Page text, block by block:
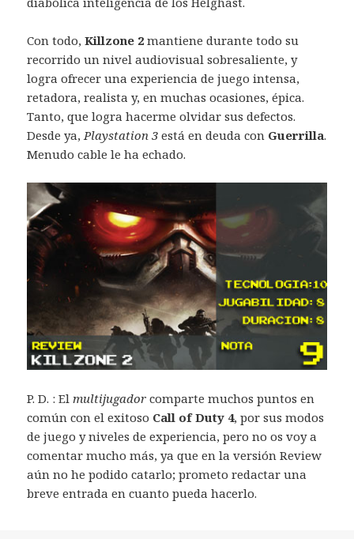
Con todo,Killzone 2mantiene durante todo su
recorrido un nivel audiovisual sobresaliente, y
logra ofrecer una experiencia de juego intensa,
retadora, realista y, en muchas ocasiones, épica.
Tanto, que logra hacerme olvidar sus defectos.
Desde ya,Playstation 3 está en deuda con Guerrilla.
Menudo cable le ha echado.
P. D. : Elmultijugador comparte muchos puntos en
común con el exitoso Call of Duty 4, por sus modos
de juego y niveles de experiencia, pero no os voy a
comentar mucho más, ya que en la versión Review
aún no he podido catarlo; prometo redactar una
breve entrada en cuanto pueda hacerlo.